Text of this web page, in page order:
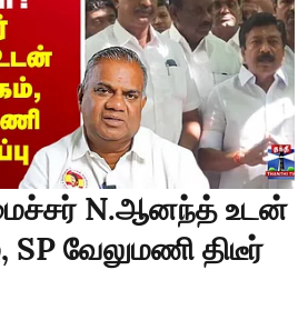
N.ஆனந்த் உடன்
வேலுமணி திடீர்